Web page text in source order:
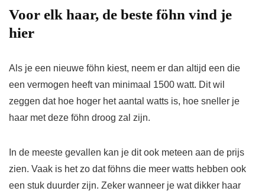
Voor elk haar, de beste föhn vind je
hier
Als je een nieuwe föhn kiest, neem er dan altijd een die
een vermogen heeft van minimaal 1500 watt. Dit wil
zeggen dat hoe hoger het aantal watts is, hoe sneller je
haar met deze föhn droog zal zijn.
In de meeste gevallen kan je dit ook meteen aan de prijs
zien. Vaak is het zo dat föhns die meer watts hebben ook
een stuk duurder zijn. Zeker wanneer je wat dikker haar